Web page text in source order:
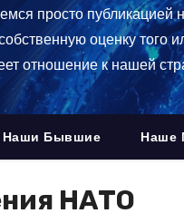
просто публикацией
оценку того
отношение к нашей
Наши Бывшие Наше
НАТО